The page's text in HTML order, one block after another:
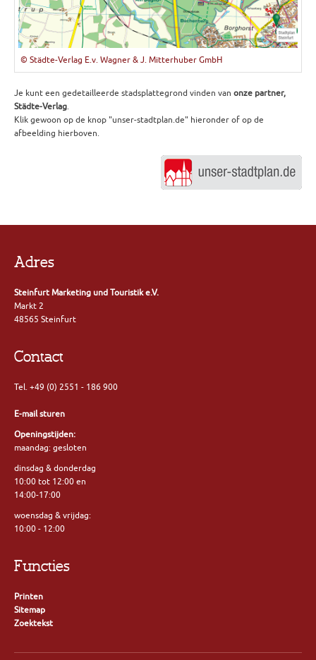
© Städte-Verlag E.v. Wagner & J. Mitterhuber GmbH
Je kunt een gedetailleerde stadsplattegrond vinden van onze partner,
Städte-Verlag.
Klik gewoon op de knop "unser-stadtplan.de" hieronder of op de
afbeelding hierboven.
Adres
Steinfurt Marketing und Touristik e.V.
Markt 2
48565 Steinfurt
Contact
Tel. +49 (0) 2551 - 186 900
E-mail sturen
Openingstijden:
maandag: gesloten
dinsdag & donderdag
10:00 tot 12:00 en
14:00-17:00
woensdag & vrijdag:
10:00 - 12:00
Functies
Printen
Sitemap
Zoektekst